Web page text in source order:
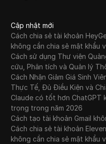
Cập nhật mới
Cách chia sẻ tài khoản
không cần chia sẻ mật khẩu
Cách sử dụng Thư viện
cứu, Phân tích và Quản lý
Cách Nhận Giảm Giá Sinh
Thực Tế, Đủ Điều Kiện và
Claude có tốt hơn ChatGPT
trọng trong năm 2026
Cách tạo tài khoản Gmail
Cách chia sẻ tài khoản
không cần chia sẻ mật khẩu